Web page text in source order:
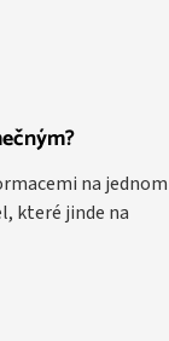
na jednom
které jinde na